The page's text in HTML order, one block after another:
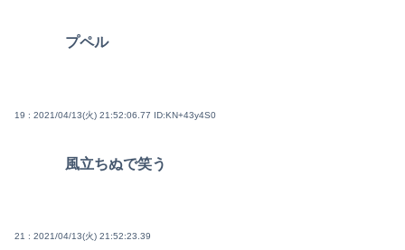
プペル
19 : 2021/04/13(火) 21:52:06.77 ID:KN+43y4S0
風立ちぬで笑う
21 : 2021/04/13(火) 21:52:23.39